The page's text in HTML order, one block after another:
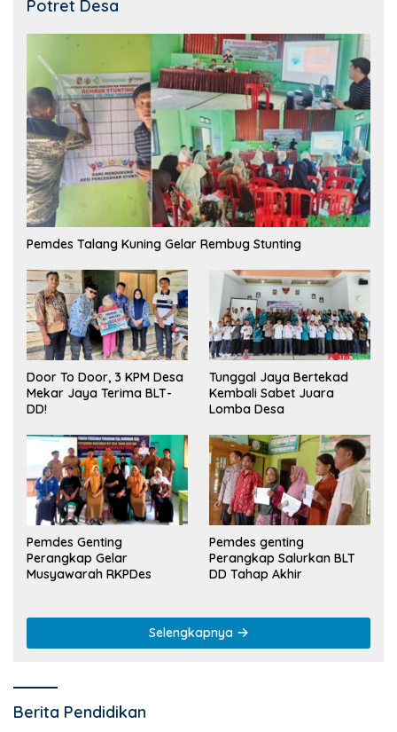
Potret Desa
Pemdes Talang Kuning Gelar Rembug Stunting
Door To Door, 3 KPM Desa
Mekar Jaya Terima BLT-
DD!
Tunggal Jaya Bertekad
Kembali Sabet Juara
Lomba Desa
Pemdes Genting
Perangkap Gelar
Musyawarah RKPDes
Pemdes genting
Perangkap Salurkan BLT
DD Tahap Akhir
Selengkapnya
Berita Pendidikan